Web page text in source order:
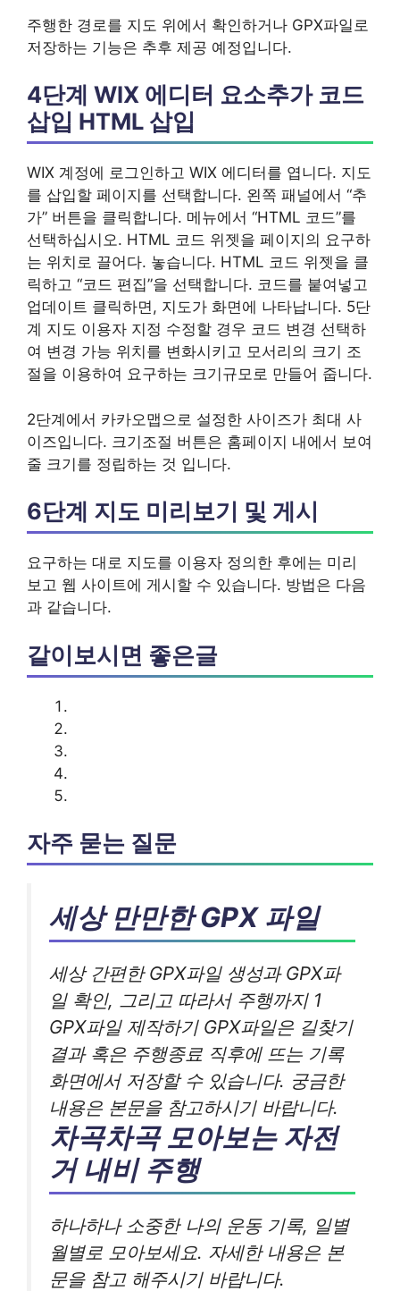
주행한 경로를 지도 위에서 확인하거나 GPX파일로
저장하는 기능은 추후 제공 예정입니다.
4단계 WIX 에디터 요소추가 코드
삽입 HTML 삽입
WIX 계정에 로그인하고 WIX 에디터를 엽니다. 지도
를 삽입할 페이지를 선택합니다. 왼쪽 패널에서 “추
가” 버튼을 클릭합니다. 메뉴에서 “HTML 코드”를
선택하십시오. HTML 코드 위젯을 페이지의 요구하
는 위치로 끌어다. 놓습니다. HTML 코드 위젯을 클
릭하고 “코드 편집”을 선택합니다. 코드를 붙여넣고
업데이트 클릭하면, 지도가 화면에 나타납니다. 5단
계 지도 이용자 지정 수정할 경우 코드 변경 선택하
여 변경 가능 위치를 변화시키고 모서리의 크기 조
절을 이용하여 요구하는 크기규모로 만들어 줍니다.
2단계에서 카카오맵으로 설정한 사이즈가 최대 사
이즈입니다. 크기조절 버튼은 홈페이지 내에서 보여
줄 크기를 정립하는 것 입니다.
6단계 지도 미리보기 및 게시
요구하는 대로 지도를 이용자 정의한 후에는 미리
보고 웹 사이트에 게시할 수 있습니다. 방법은 다음
과 같습니다.
같이보시면 좋은글
자주 묻는 질문
세상 만만한 GPX 파일
세상 간편한 GPX파일 생성과 GPX파
일 확인, 그리고 따라서 주행까지 1
GPX파일 제작하기 GPX파일은 길찾기
결과 혹은 주행종료 직후에 뜨는 기록
화면에서 저장할 수 있습니다. 궁금한
내용은 본문을 참고하시기 바랍니다.
차곡차곡 모아보는 자전
거 내비 주행
하나하나 소중한 나의 운동 기록, 일별
월별로 모아보세요. 자세한 내용은 본
문을 참고 해주시기 바랍니다.